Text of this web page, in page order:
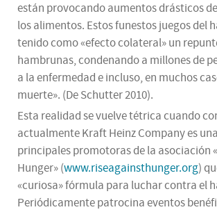
están provocando aumentos drásticos
los alimentos. Estos funestos juegos del
tenido como «efecto colateral» un
hambrunas, condenando a millones de
a la enfermedad e incluso, en muchos
muerte». (De Schutter 2010).
Esta realidad se vuelve tétrica cuando
actualmente Kraft Heinz Company es
principales promotoras de la asociación
Hunger» (www.riseagainsthunger.org)
«curiosa» fórmula para luchar contra el
Periódicamente patrocina eventos